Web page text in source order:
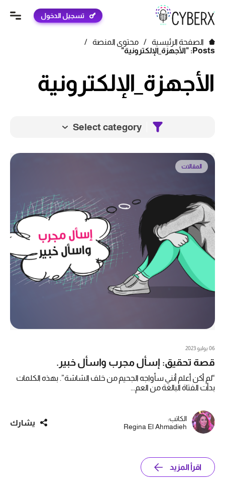
تسجيل الدخول
الصفحة الرئيسية / محتوى المنصة
/
Posts: "الأجهزة_الإلكترونية"
الأجهزة_الإلكترونية
Select category
المقالات
06 يوليو 2023
قصة تحقيق: إسأل مجرب واسأل خبير.
“لم أكن أعلم أنني سأواجه الجحيم من خلف الشاشة”. بهذه الكلمات
بدأت الفتاة البالغة من العم...
الكاتب:
Regina El Ahmadieh
يشارك
اقرأ المزيد